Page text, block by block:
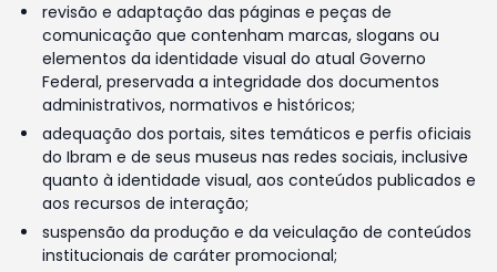
revisão e adaptação das páginas e peças de
comunicação que contenham marcas, slogans ou
elementos da identidade visual do atual Governo
Federal, preservada a integridade dos documentos
administrativos, normativos e históricos;
adequação dos portais, sites temáticos e perfis oficiais
do Ibram e de seus museus nas redes sociais, inclusive
quanto à identidade visual, aos conteúdos publicados e
aos recursos de interação;
suspensão da produção e da veiculação de conteúdos
institucionais de caráter promocional;